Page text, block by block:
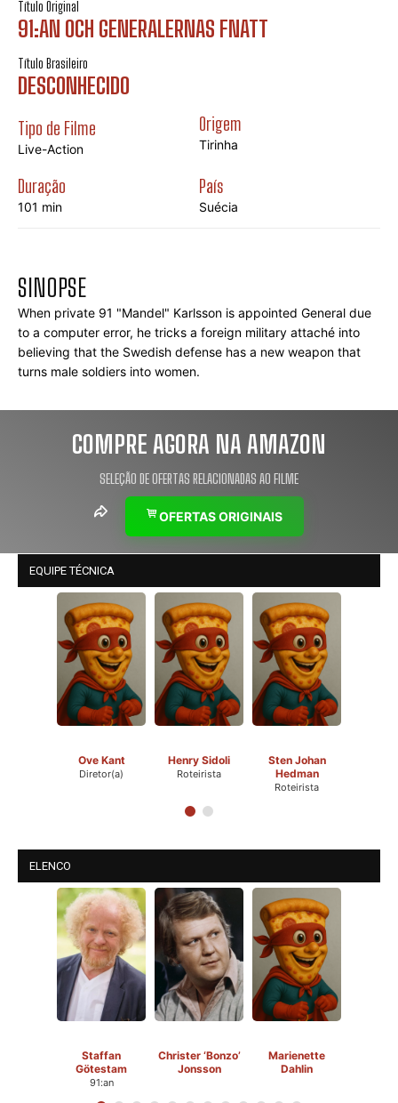
Título Original
91:AN OCH GENERALERNAS FNATT
Título Brasileiro
DESCONHECIDO
Tipo de Filme
Live-Action
Origem
Tirinha
Duração
101 min
País
Suécia
SINOPSE
When private 91 "Mandel" Karlsson is appointed General due
to a computer error, he tricks a foreign military attaché into
believing that the Swedish defense has a new weapon that
turns male soldiers into women.
COMPRE AGORA NA AMAZON
SELEÇÃO DE OFERTAS RELACIONADAS AO FILME
OFERTAS ORIGINAIS
EQUIPE TÉCNICA
Ove Kant
Diretor(a)
Henry Sidoli
Roteirista
Sten Johan
Hedman
Roteirista
ELENCO
Staffan
Götestam
91:an
Christer ‘Bonzo’
Jonsson
Marienette
Dahlin